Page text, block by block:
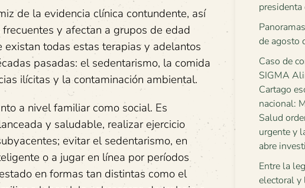
de la evidencia clínica contundente, así
y afectan a grupos de edad
todas estas terapias y adelantos
pasadas: el sedentarismo, la comida
ilícitas y la contaminación ambiental.
a nivel familiar como social. Es
y saludable, realizar ejercicio
evitar el sedentarismo, en
o a jugar en línea por períodos
en formas tan distintas como el
de agosto
Caso de
SIGMA
Cartago
nacional:
Salud
urgente y
abre
Entre la
electoral